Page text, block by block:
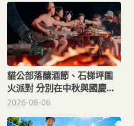
貓公部落釀酒節、石梯坪圍
火派對 分別在中秋與國慶連
假登場
2026-08-06